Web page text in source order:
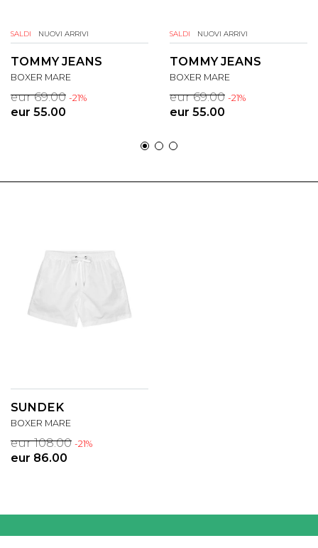
SALDI NUOVI ARRIVI
TOMMY JEANS
BOXER MARE
eur 69.00 -21%
eur 55.00
SALDI NUOVI ARRIVI
TOMMY JEANS
BOXER MARE
eur 69.00 -21%
eur 55.00
SUNDEK
BOXER MARE
eur 108.00 -21%
eur 86.00